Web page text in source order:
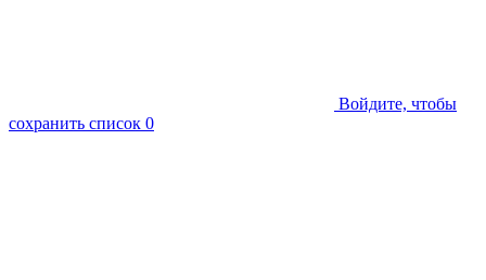
Войдите, чтобы
сохранить список 0